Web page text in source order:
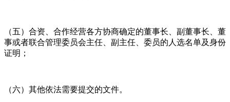
（五）合资、合作经营各方协商确定的董事长、副董事长、董
事或者联合管理委员会主任、副主任、委员的人选名单及身份
证明；
（六）其他依法需要提交的文件。